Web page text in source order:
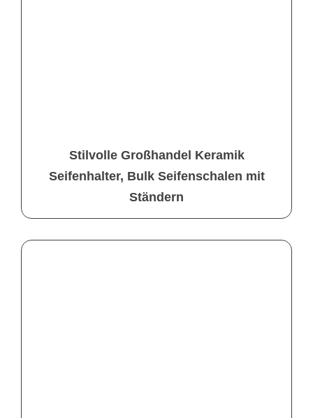
Stilvolle Großhandel Keramik
Seifenhalter, Bulk Seifenschalen mit
Ständern